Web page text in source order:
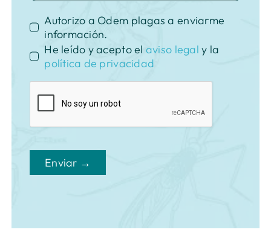
Autorizo a Odem plagas a enviarme
información.
He leído y acepto el aviso legal y la
política de privacidad
Enviar →